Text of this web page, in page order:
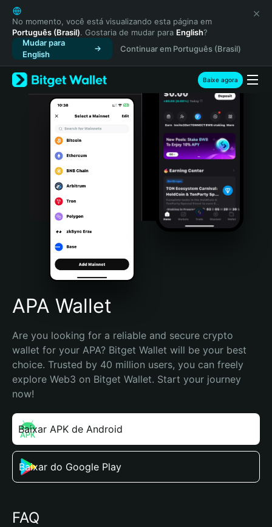
English
日本語
Tiếng Việt
Русский
Español (Latinoamérica)
Türkçe
Italiano
Português (Portugal)
Bahasa Indonesia
Português (Brasil)
Español (Argentina)
No momento, você está visualizando esta página em
Português (Brasil). Gostaria de mudar para English?
Mudar para
English
Continuar em Português (Brasil)
Baixe agora
APA Wallet
Are you looking for a reliable and secure crypto
wallet for your APA? Bitget Wallet will be your best
choice. Trusted by 40 million users, you can freely
explore Web3 on Bitget Wallet. Start your journey
now!
Baixar APK de Android
Baixar do Google Play
FAQ